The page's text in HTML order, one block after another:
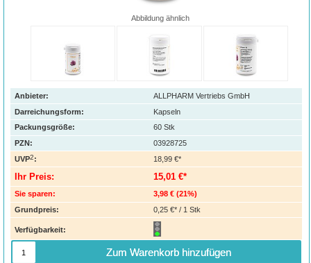
Abbildung ähnlich
Anbieter:
ALLPHARM Vertriebs GmbH
Darreichungsform:
Kapseln
Packungsgröße:
60 Stk
PZN:
03928725
UVP2: 18,99 €*
Ihr Preis: 15,01 €*
Sie sparen: 3,98 € (21%)
Grundpreis:
0,25 €* / 1 Stk
Verfügbarkeit:
Zum Warenkorb hinzufügen